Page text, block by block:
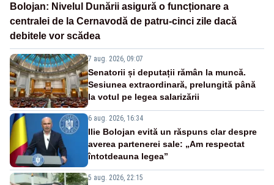
Bolojan: Nivelul Dunării asigură o funcționare a
centralei de la Cernavodă de patru-cinci zile dacă
debitele vor scădea
7 aug. 2026, 09:07
Senatorii și deputații rămân la muncă.
Sesiunea extraordinară, prelungită până
la votul pe legea salarizării
6 aug. 2026, 16:34
Ilie Bolojan evită un răspuns clar despre
averea partenerei sale: „Am respectat
întotdeauna legea”
5 aug. 2026, 22:15